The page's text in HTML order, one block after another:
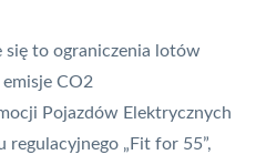
się to ograniczenia lotów
CO2
Pojazdów Elektrycznych
regulacyjnego „ Fit for 55”,